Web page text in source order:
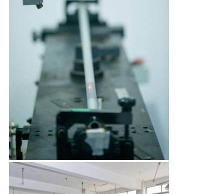
СПРОСИТЕ
ЦИТАТУ
КАРТА
САЙТА
PRIVACY
POLICY